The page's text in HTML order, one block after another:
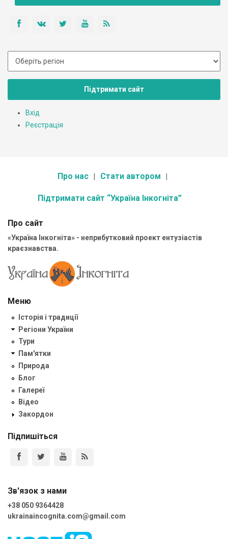
Підтримати сайт
Вхід
Реєстрація
Про нас Стати автором
Підтримати сайт “Україна Інкогніта”
Про сайт
«Україна Інкогніта» - неприбутковий проект ентузіастів
краєзнавства.
Меню
Історія і традиції
Регіони України
Тури
Пам'ятки
Природа
Блог
Галереї
Відео
Закордон
Підпишіться
Зв'язок з нами
+38 050 9364428
ukrainaincognita.com@gmail.com